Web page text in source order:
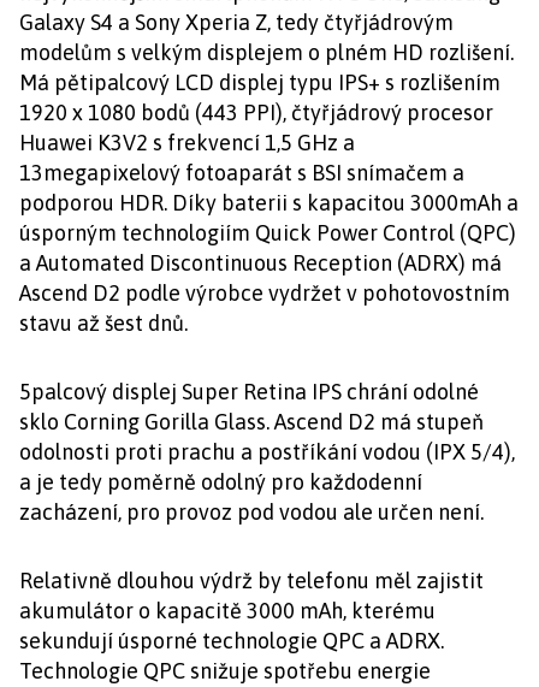
Galaxy S4 a Sony Xperia Z, tedy čtyřjádrovým
modelům s velkým displejem o plném HD rozlišení.
Má pětipalcový LCD displej typu IPS+ s rozlišením
1920 x 1080 bodů (443 PPI), čtyřjádrový procesor
Huawei K3V2 s frekvencí 1,5 GHz a
13megapixelový fotoaparát s BSI snímačem a
podporou HDR. Díky baterii s kapacitou 3000mAh a
úsporným technologiím Quick Power Control (QPC)
a Automated Discontinuous Reception (ADRX) má
Ascend D2 podle výrobce vydržet v pohotovostním
stavu až šest dnů.
5palcový displej Super Retina IPS chrání odolné
sklo Corning Gorilla Glass. Ascend D2 má stupeň
odolnosti proti prachu a postříkání vodou (IPX 5/4),
a je tedy poměrně odolný pro každodenní
zacházení, pro provoz pod vodou ale určen není.
Relativně dlouhou výdrž by telefonu měl zajistit
akumulátor o kapacitě 3000 mAh, kterému
sekundují úsporné technologie QPC a ADRX.
Technologie QPC snižuje spotřebu energie